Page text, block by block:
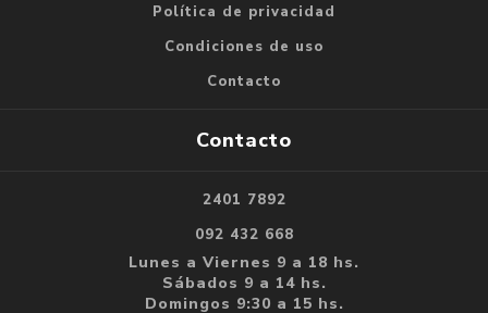
Política de privacidad
Condiciones de uso
Contacto
Contacto
2401 7892
092 432 668
Lunes a Viernes 9 a 18 hs.
Sábados 9 a 14 hs.
Domingos 9:30 a 15 hs.